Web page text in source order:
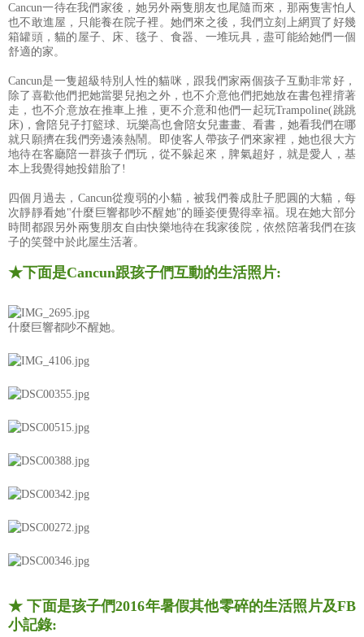
Cancun一待在我們家後，她另外兩隻朋友也尾隨而來，那兩隻害怕人
也不敢進屋，只能養在院子裡。她們來之後，我們立刻上網買了好幾
箱罐頭，貓的屋子、床、毯子、食器、一堆玩具，盡可能給她們一個
舒適的家。
Cancun是一隻超級特別人性的貓咪，跟我們家兩個孩子互動非常好，
除了喜歡他們把她當嬰兒抱之外，也不介意他們把她放在書包裡揹著
走，也不介意放在推車上推，更不介意和他們一起玩Trampoline(跳跳
床)，會陪兒子打籃球、玩樂高也會陪女兒畫畫、看書，她看我們在哪
就只願擠在我們旁邊湊熱鬧。即使客人帶孩子們來家裡，她也很大方
地待在客廳陪一群孩子們玩，從不躲起來，脾氣超好，就是愛人，基
本上我覺得她投錯胎了!
四個月過去，Cancun從瘦弱的小貓，被我們養成肚子肥圓的大貓，每
次靜靜看她"什麼巨響都吵不醒她"的睡姿便覺得幸福。現在她大部分
時間都跟另外兩隻朋友自由快樂地待在我家後院，依然陪著我們在孩
子的笑聲中於此屋生活著。
★下面是Cancun跟孩子們互動的生活照片:
什麼巨響都吵不醒她。
★ 下面是孩子們2016年暑假其他零碎的生活照片及FB
小記錄: